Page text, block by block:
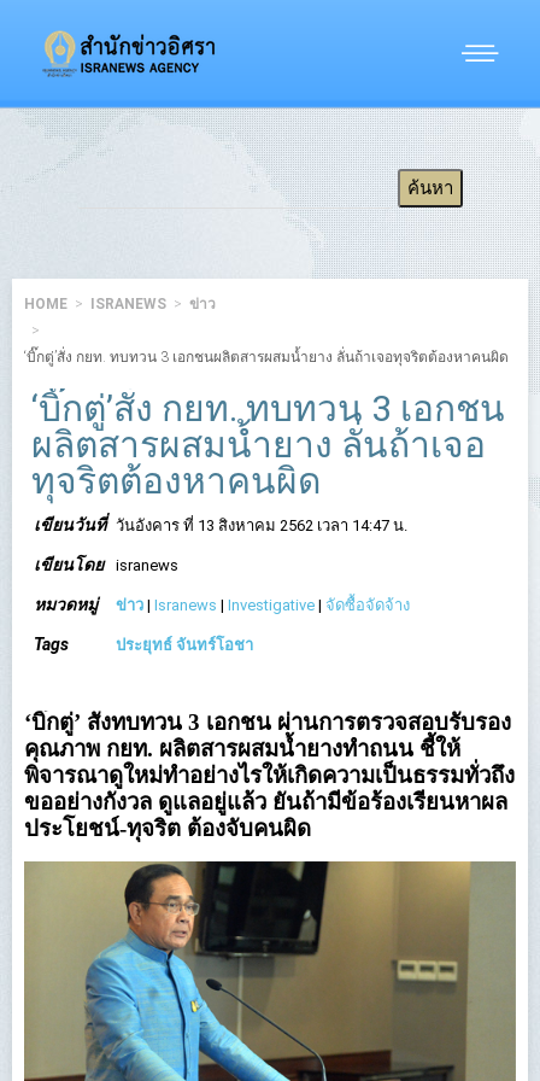
HOME ISRANEWS ข่าว
‘บิ๊กตู่’สั่ง กยท. ทบทวน 3 เอกชนผลิตสารผสมน้ำยาง ลั่นถ้าเจอทุจริตต้องหาคนผิด
‘บิ๊กตู่’สั่ง กยท. ทบทวน 3 เอกชน
ผลิตสารผสมน้ำยาง ลั่นถ้าเจอ
ทุจริตต้องหาคนผิด
เขียนวันที่ วันอังคาร ที่ 13 สิงหาคม 2562 เวลา 14:47 น.
เขียนโดย isranews
หมวดหมู่ ข่าว | Isranews | Investigative | จัดซื้อจัดจ้าง
Tags ประยุทธ์ จันทร์โอชา
‘บิ๊กตู่’ สั่งทบทวน 3 เอกชน ผ่านการตรวจสอบรับรอง
คุณภาพ กยท. ผลิตสารผสมน้ำยางทำถนน ชี้ให้
พิจารณาดูใหม่ทำอย่างไรให้เกิดความเป็นธรรมทั่วถึง
ขออย่างกังวล ดูแลอยู่แล้ว ยันถ้ามีข้อร้องเรียนหาผล
ประโยชน์-ทุจริต ต้องจับคนผิด